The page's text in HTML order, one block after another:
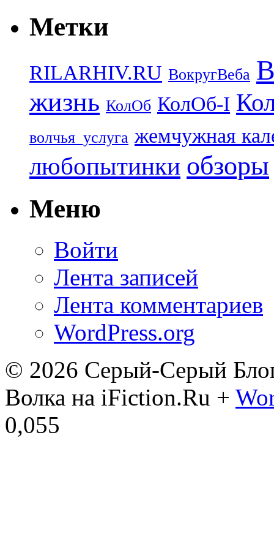
Метки
RILARHIV.RU ВокругВеба
жизнь КолОб КолОб-I
волчья_услуга жемчужная
любопытинки обзоры
Меню
Войти
Лента записей
Лента комментариев
WordPress.org
© 2026 Серый-Серый
Волка на iFiction.Ru +
0,055